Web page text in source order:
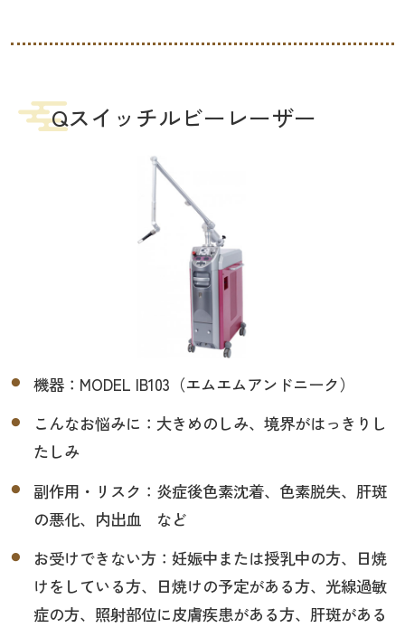
Qスイッチルビーレーザー
機器：MODEL IB103（エムエムアンドニーク）
こんなお悩みに：大きめのしみ、境界がはっきりし
たしみ
副作用・リスク：炎症後色素沈着、色素脱失、肝斑
の悪化、内出血 など
お受けできない方：妊娠中または授乳中の方、日焼
けをしている方、日焼けの予定がある方、光線過敏
症の方、照射部位に皮膚疾患がある方、肝斑がある